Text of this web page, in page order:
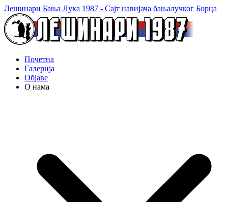
Лешинари Бања Лука 1987 - Сајт навијача бањалучког Борца
Почетна
Галерија
Објаве
О нама